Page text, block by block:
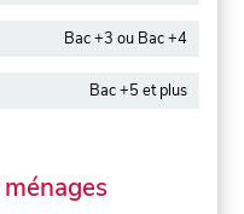
Bac +3 ou Bac +4
Bac +5 et plus